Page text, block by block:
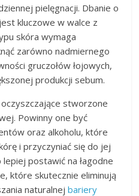
pielęgnacji. Dbanie o
kluczowe w walce z
skóra wymaga
zarówno nadmiernego
gruczołów łojowych,
produkcji sebum.
stworzone
Powinny one być
oraz alkoholu, które
i przyczyniać się do jej
postawić na łagodne
które skutecznie eliminują
naturalnejbariery